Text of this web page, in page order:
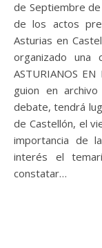
de Septiembre
de los actos
Asturias en
organizado una
ASTURIANOS
guion en
debate, tendrá
de Castellón, el
importancia de
interés el
constatar…